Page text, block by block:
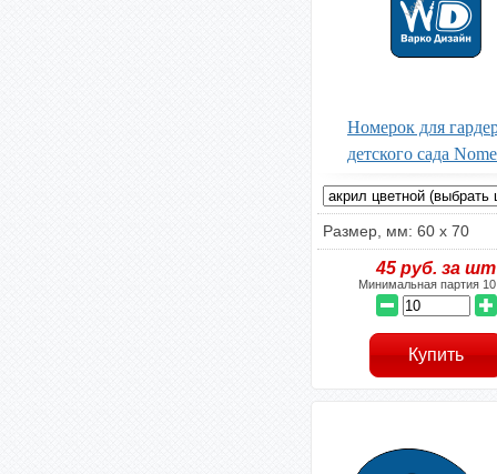
Номерок для
детского сада
Размер, мм: 60 x 70
45 руб. за шт
Минимальная партия